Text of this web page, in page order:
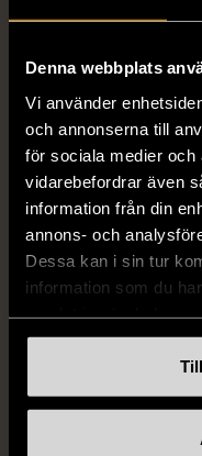
Denna webbplats
Vi använder
och annonserna till
för sociala medier
vidarebefordrar även
information från din
annons- och
Dessa kan i sin tur
information som du
1/5
Dressmann -
Kostymbyxor med
pressveck
Gott skick
159 kr